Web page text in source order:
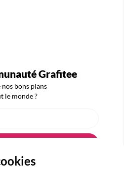
Grafitee
bons plans
le monde ?